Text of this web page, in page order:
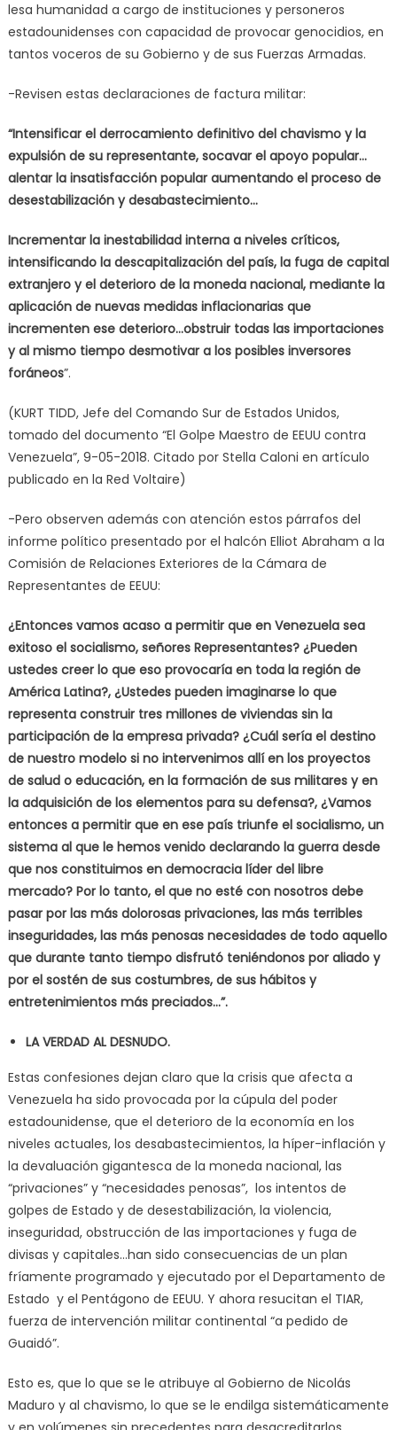
lesa humanidad a cargo de instituciones y personeros
estadounidenses con capacidad de provocar genocidios, en
tantos voceros de su Gobierno y de sus Fuerzas Armadas.
-Revisen estas declaraciones de factura militar:
“Intensificar el derrocamiento definitivo del chavismo y la
expulsión de su representante, socavar el apoyo popular…
alentar la insatisfacción popular aumentando el proceso de
desestabilización y desabastecimiento…
Incrementar la inestabilidad interna a niveles críticos,
intensificando la descapitalización del país, la fuga de capital
extranjero y el deterioro de la moneda nacional, mediante la
aplicación de nuevas medidas inflacionarias que
incrementen ese deterioro…obstruir todas las importaciones
y al mismo tiempo desmotivar a los posibles inversores
foráneos”.
(KURT TIDD, Jefe del Comando Sur de Estados Unidos,
tomado del documento “El Golpe Maestro de EEUU contra
Venezuela”, 9-05-2018. Citado por Stella Caloni en artículo
publicado en la Red Voltaire)
-Pero observen además con atención estos párrafos del
informe político presentado por el halcón Elliot Abraham a la
Comisión de Relaciones Exteriores de la Cámara de
Representantes de EEUU:
¿Entonces vamos acaso a permitir que en Venezuela sea
exitoso el socialismo, señores Representantes? ¿Pueden
ustedes creer lo que eso provocaría en toda la región de
América Latina?, ¿Ustedes pueden imaginarse lo que
representa construir tres millones de viviendas sin la
participación de la empresa privada? ¿Cuál sería el destino
de nuestro modelo si no intervenimos allí en los proyectos
de salud o educación, en la formación de sus militares y en
la adquisición de los elementos para su defensa?, ¿Vamos
entonces a permitir que en ese país triunfe el socialismo, un
sistema al que le hemos venido declarando la guerra desde
que nos constituimos en democracia líder del libre
mercado? Por lo tanto, el que no esté con nosotros debe
pasar por las más dolorosas privaciones, las más terribles
inseguridades, las más penosas necesidades de todo aquello
que durante tanto tiempo disfrutó teniéndonos por aliado y
por el sostén de sus costumbres, de sus hábitos y
entretenimientos más preciados…”.
LA VERDAD AL DESNUDO.
Estas confesiones dejan claro que la crisis que afecta a
Venezuela ha sido provocada por la cúpula del poder
estadounidense, que el deterioro de la economía en los
niveles actuales, los desabastecimientos, la híper-inflación y
la devaluación gigantesca de la moneda nacional, las
“privaciones” y “necesidades penosas”, los intentos de
golpes de Estado y de desestabilización, la violencia,
inseguridad, obstrucción de las importaciones y fuga de
divisas y capitales…han sido consecuencias de un plan
fríamente programado y ejecutado por el Departamento de
Estado y el Pentágono de EEUU. Y ahora resucitan el TIAR,
fuerza de intervención militar continental “a pedido de
Guaidó”.
Esto es, que lo que se le atribuye al Gobierno de Nicolás
Maduro y al chavismo, lo que se le endilga sistemáticamente